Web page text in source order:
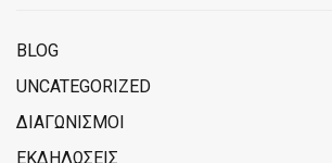
BLOG
UNCATEGORIZED
ΔΙΑΓΩΝΙΣΜΟΙ
ΕΚΔΗΛΩΣΕΙΣ